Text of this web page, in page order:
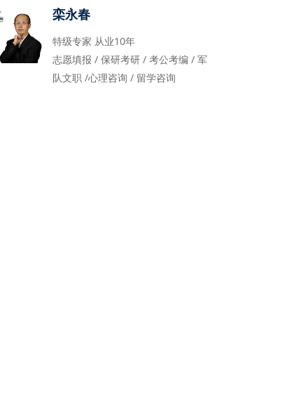
栾永春
特级专家 从业10年
志愿填报 / 保研考研 / 考公考编 / 军
队文职 /心理咨询 / 留学咨询